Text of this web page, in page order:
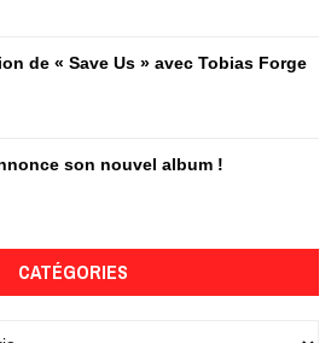
de « Save Us » avec Tobias Forge
son nouvel album !
CATÉGORIES